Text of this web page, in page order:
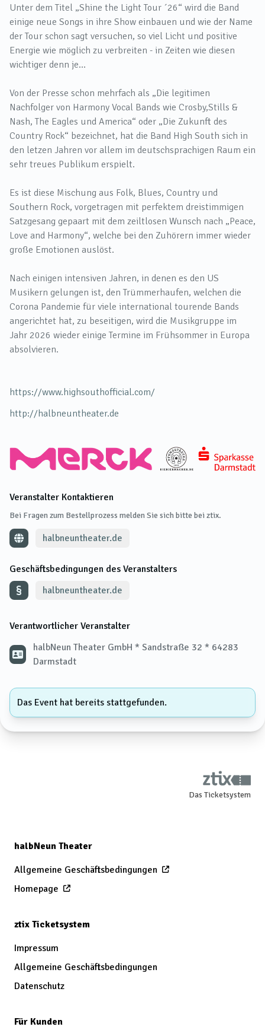
Unter dem Titel „Shine the Light Tour ´26“ wird die Band
einige neue Songs in ihre Show einbauen und wie der Name
der Tour schon sagt versuchen, so viel Licht und positive
Energie wie möglich zu verbreiten - in Zeiten wie diesen
wichtiger denn je…
Von der Presse schon mehrfach als „Die legitimen
Nachfolger von Harmony Vocal Bands wie Crosby,Stills &
Nash, The Eagles und America“ oder „Die Zukunft des
Country Rock“ bezeichnet, hat die Band High South sich in
den letzen Jahren vor allem im deutschsprachigen Raum ein
sehr treues Publikum erspielt.
Es ist diese Mischung aus Folk, Blues, Country und
Southern Rock, vorgetragen mit perfektem dreistimmigen
Satzgesang gepaart mit dem zeiltlosen Wunsch nach „Peace,
Love and Harmony“, welche bei den Zuhörern immer wieder
große Emotionen auslöst.
Nach einigen intensiven Jahren, in denen es den US
Musikern gelungen ist, den Trümmerhaufen, welchen die
Corona Pandemie für viele international tourende Bands
angerichtet hat, zu beseitigen, wird die Musikgruppe im
Jahr 2026 wieder einige Termine im Frühsommer in Europa
absolvieren.
https://www.highsouthofficial.com/
http://halbneuntheater.de
Veranstalter Kontaktieren
Bei Fragen zum Bestellprozess melden Sie sich bitte bei ztix.
halbneuntheater.de
Geschäftsbedingungen des Veranstalters
halbneuntheater.de
Verantwortlicher Veranstalter
halbNeun Theater GmbH * Sandstraße 32 * 64283
Darmstadt
Das Event hat bereits stattgefunden.
Das Ticketsystem
halbNeun Theater
Allgemeine Geschäftsbedingungen
Homepage
ztix Ticketsystem
Impressum
Allgemeine Geschäftsbedingungen
Datenschutz
Für Kunden